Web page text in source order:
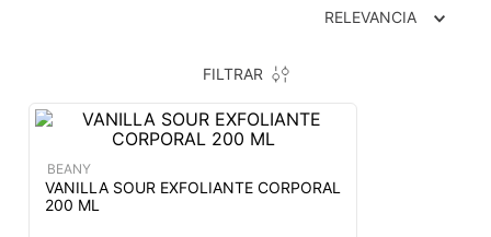
RELEVANCIA
FILTRAR
BEANY
VANILLA SOUR EXFOLIANTE CORPORAL
200 ML